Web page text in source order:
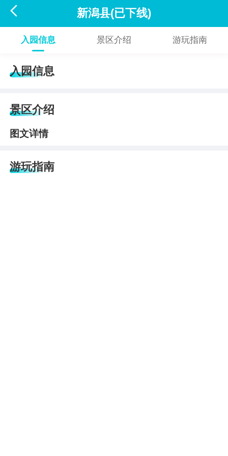
 新潟县(已下线)
入园信息 景区介绍 游玩指南
入园信息
景区介绍
图文详情
游玩指南